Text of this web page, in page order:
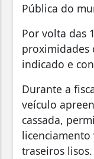
Pública do
Por volta das
proximidades
indicado e
Durante a
veículo
cassada,
traseiros lisos.